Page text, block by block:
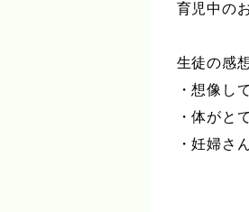
育児中の
生徒の感
・想像し
・体がと
・妊婦さ